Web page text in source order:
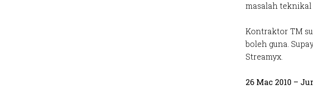
masalah teknikal
Kontraktor TM
boleh guna.
Streamyx.
26 Mac 2010 –